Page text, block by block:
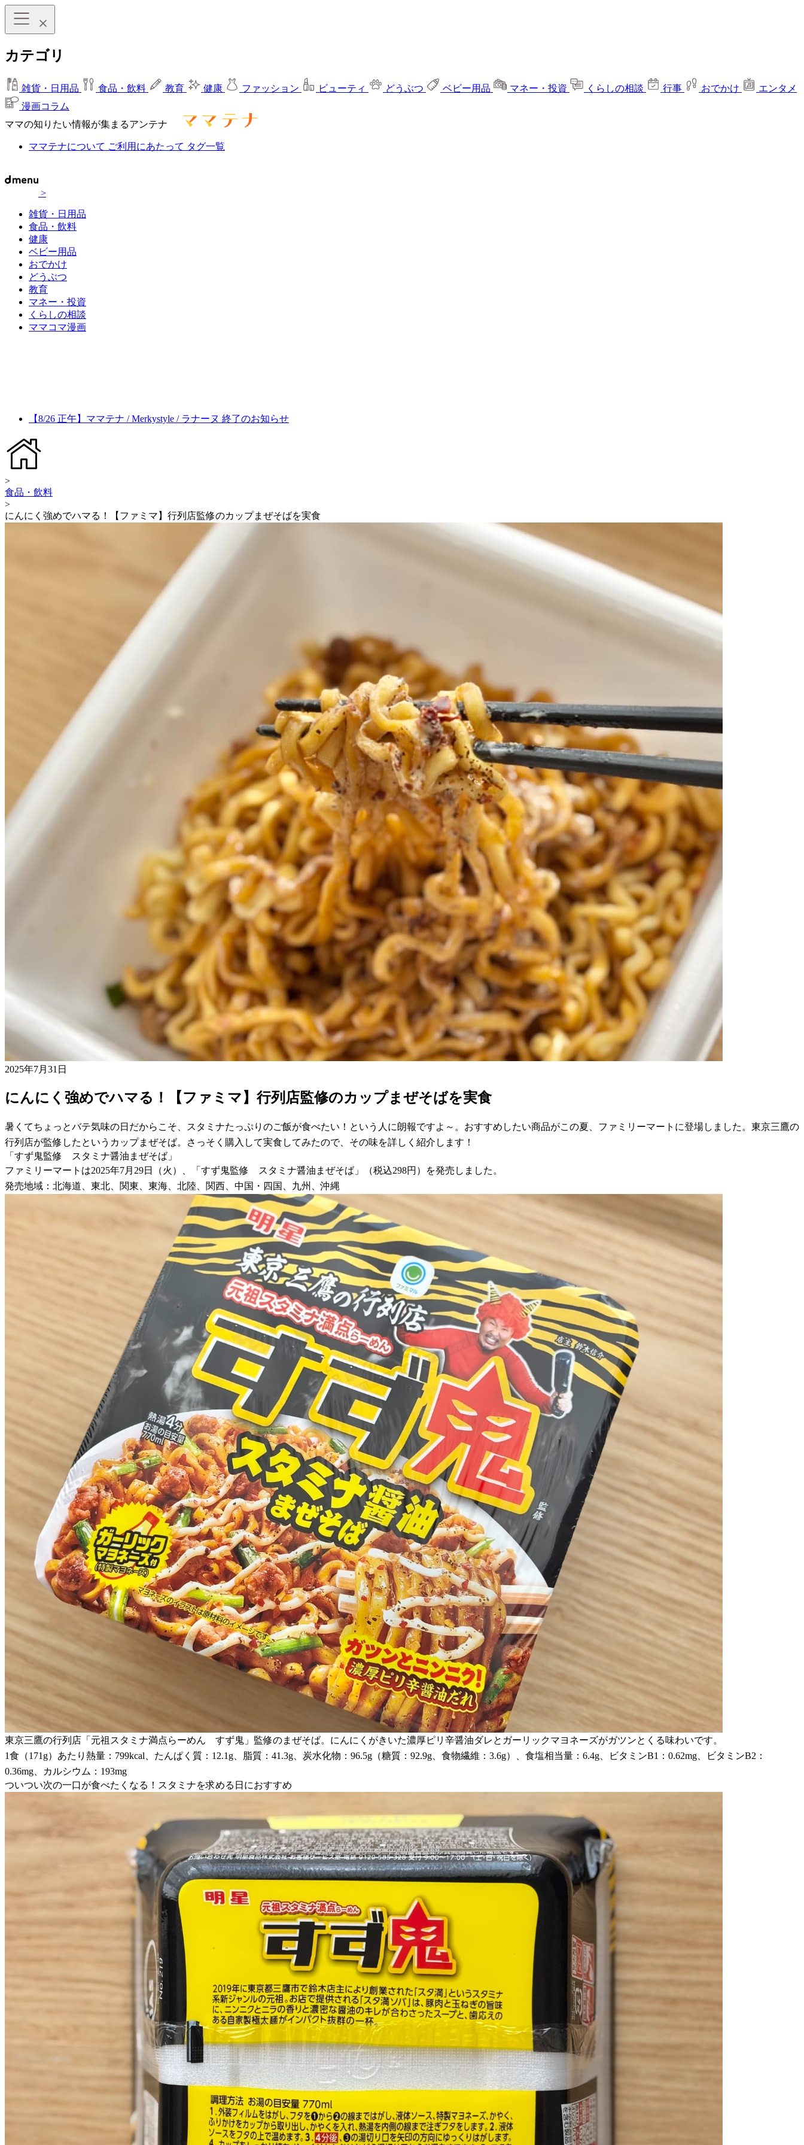
カテゴリ
雑貨・日用品 食品・飲料 教育 健康 ファッション ビューティ どうぶつ ベビー用品 マネー・投資 くらしの相談 行事 おでかけ
エンタメ
漫画コラム
ママの知りたい情報が集まるアンテナ
ママテナについて ご利用にあたって タグ一覧
>
雑貨・日用品
食品・飲料
健康
ベビー用品
おでかけ
どうぶつ
教育
マネー・投資
くらしの相談
ママコマ漫画
【8/26 正午】ママテナ / Merkystyle / ラナーヌ 終了のお知らせ
>
食品・飲料
>
にんにく強めでハマる！【ファミマ】行列店監修のカップまぜそばを実食
2025年7月31日
にんにく強めでハマる！【ファミマ】行列店監修のカップまぜそばを実食
暑くてちょっとバテ気味の日だからこそ、スタミナたっぷりのご飯が食べたい！という人に朗報ですよ～。おすすめしたい商品がこの夏、ファミリーマートに登場しました。東京三鷹の
行列店が監修したというカップまぜそば。さっそく購入して実食してみたので、その味を詳しく紹介します！
「すず鬼監修 スタミナ醤油まぜそば」
ファミリーマートは2025年7月29日（火）、「すず鬼監修 スタミナ醤油まぜそば」（税込298円）を発売しました。
発売地域：北海道、東北、関東、東海、北陸、関西、中国・四国、九州、沖縄
東京三鷹の行列店「元祖スタミナ満点らーめん すず鬼」監修のまぜそば。にんにくがきいた濃厚ピリ辛醤油ダレとガーリックマヨネーズがガツンとくる味わいです。
1食（171g）あたり熱量：799kcal、たんぱく質：12.1g、脂質：41.3g、炭水化物：96.5g（糖質：92.9g、食物繊維：3.6g）、食塩相当量：6.4g、ビタミンB1：0.62mg、ビタミンB2：
0.36mg、カルシウム：193mg
ついつい次の一口が食べたくなる！スタミナを求める日におすすめ